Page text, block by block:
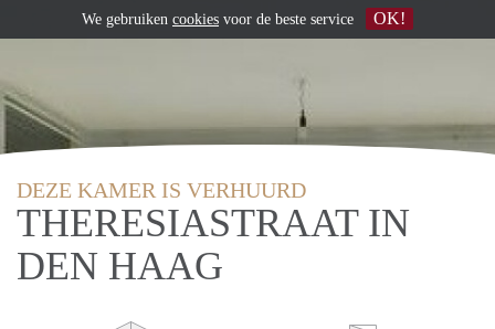
DEZE KAMER IS VERHUURD
THERESIASTRAAT IN
DEN HAAG
We gebruiken cookies voor de beste service OK!